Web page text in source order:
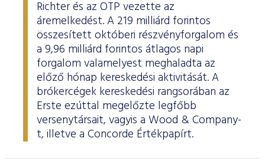
Richter és az OTP vezette az
áremelkedést. A 219 milliárd forintos
összesített októberi részvényforgalom és
a 9,96 milliárd forintos átlagos napi
forgalom valamelyest meghaladta az
előző hónap kereskedési aktivitását. A
brókercégek kereskedési rangsorában az
Erste ezúttal megelőzte legfőbb
versenytársait, vagyis a Wood & Company-
t, illetve a Concorde Értékpapírt.